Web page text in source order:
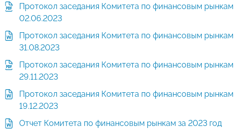
Протокол заседания Комитета по финансовым рынкам
02.06.2023
Протокол заседания Комитета по финансовым рынкам
31.08.2023
Протокол заседания Комитета по финансовым рынкам
29.11.2023
Протокол заседания Комитета по финансовым рынкам
19.12.2023
Отчет Комитета по финансовым рынкам за 2023 год